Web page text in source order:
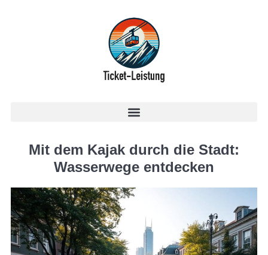
Mit dem Kajak durch die Stadt:
Wasserwege entdecken